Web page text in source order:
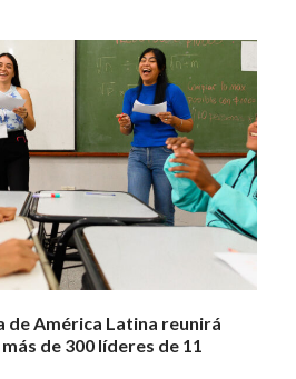
de América Latina reunirá
de 300 líderes de 11